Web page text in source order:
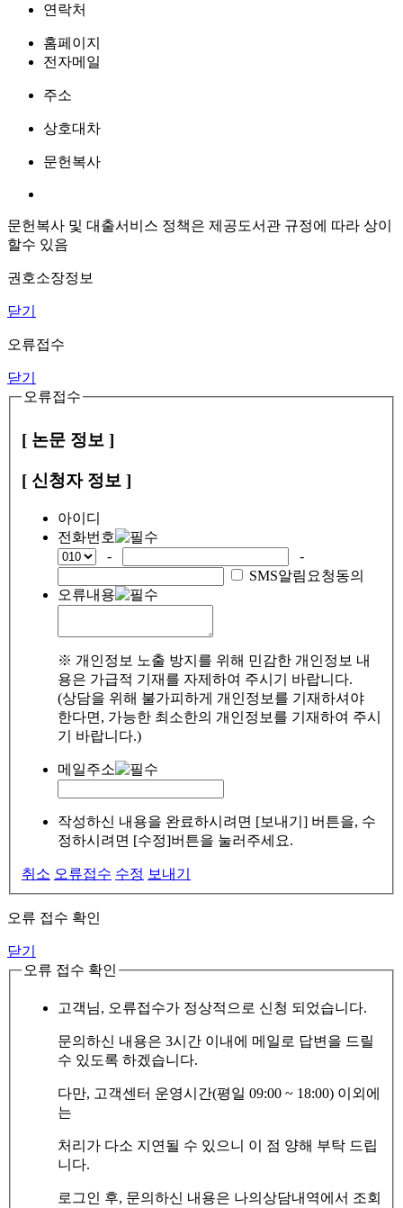
연락처
홈페이지
전자메일
주소
상호대차
문헌복사
문헌복사 및 대출서비스 정책은 제공도서관 규정에 따라 상이
할수 있음
권호소장정보
닫기
오류접수
닫기
오류접수
[ 논문 정보 ]
[ 신청자 정보 ]
아이디
전화번호
-
-
SMS알림요청동의
오류내용
※ 개인정보 노출 방지를 위해 민감한 개인정보 내
용은 가급적 기재를 자제하여 주시기 바랍니다.
(상담을 위해 불가피하게 개인정보를 기재하셔야
한다면, 가능한 최소한의 개인정보를 기재하여 주시
기 바랍니다.)
메일주소
작성하신 내용을 완료하시려면 [보내기] 버튼을, 수
정하시려면 [수정]버튼을 눌러주세요.
취소 오류접수 수정 보내기
오류 접수 확인
닫기
오류 접수 확인
고객님, 오류접수가 정상적으로 신청 되었습니다.
문의하신 내용은 3시간 이내에 메일로 답변을 드릴
수 있도록 하겠습니다.
다만, 고객센터 운영시간(평일 09:00 ~ 18:00) 이외에
는
처리가 다소 지연될 수 있으니 이 점 양해 부탁 드립
니다.
로그인 후, 문의하신 내용은 나의상담내역에서 조회